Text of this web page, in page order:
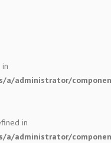
in
administrator/
in
administrator/